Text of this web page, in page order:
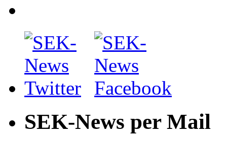
SEK-News per Mail